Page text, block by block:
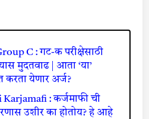
C : गट-क परीक्षेसाठी
मुदतवाढ | आता ‘या’
करता येणार अर्ज?
Karjamafi : कर्जमाफी ची
उशीर का होतोय? हे आहे